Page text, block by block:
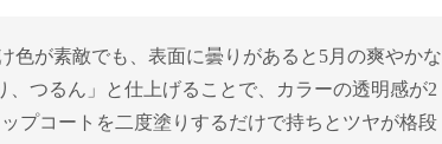
色が素敵でも、表面に曇りがあると5月の爽やかな
つるん」と仕上げることで、カラーの透明感が2
プコートを二度塗りするだけで持ちとツヤが格段